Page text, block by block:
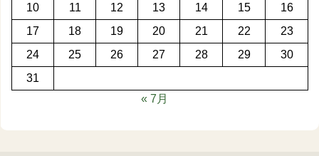
10
11 12 13 14 15
16
17
18 19 20 21 22
23
24
25 26 27 28 29
30
31
« 7月